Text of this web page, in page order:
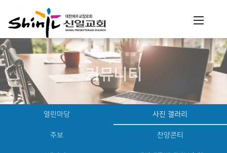
커뮤니티
열린마당 사진 갤러리
주보 찬양콘티